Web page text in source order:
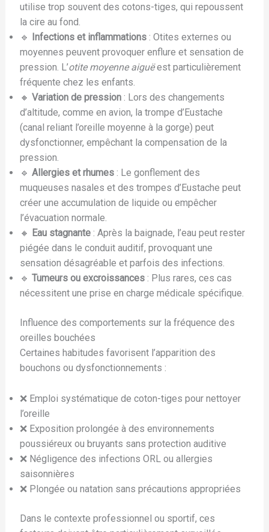
utilise trop souvent des cotons-tiges, qui repoussent
la cire au fond.
🔹 Infections et inflammations: Otites externes ou
moyennes peuvent provoquer enflure et sensation de
pression. L’otite moyenne aiguëest particulièrement
fréquente chez les enfants.
🔸 Variation de pression: Lors des changements
d’altitude, comme en avion, la trompe d’Eustache
(canal reliant l’oreille moyenne à la gorge) peut
dysfonctionner, empêchant la compensation de la
pression.
🔹 Allergies et rhumes: Le gonflement des
muqueuses nasales et des trompes d’Eustache peut
créer une accumulation de liquide ou empêcher
l’évacuation normale.
🔸 Eau stagnante: Après la baignade, l’eau peut rester
piégée dans le conduit auditif, provoquant une
sensation désagréable et parfois des infections.
🔹 Tumeurs ou excroissances: Plus rares, ces cas
nécessitent une prise en charge médicale spécifique.
Influence des comportements sur la fréquence des
oreilles bouchées
Certaines habitudes favorisent l’apparition des
bouchons ou dysfonctionnements :
❌ Emploi systématique de coton-tiges pour nettoyer
l’oreille
❌ Exposition prolongée à des environnements
poussiéreux ou bruyants sans protection auditive
❌ Négligence des infections ORL ou allergies
saisonnières
❌ Plongée ou natation sans précautions appropriées
Dans le contexte professionnel ou sportif, ces